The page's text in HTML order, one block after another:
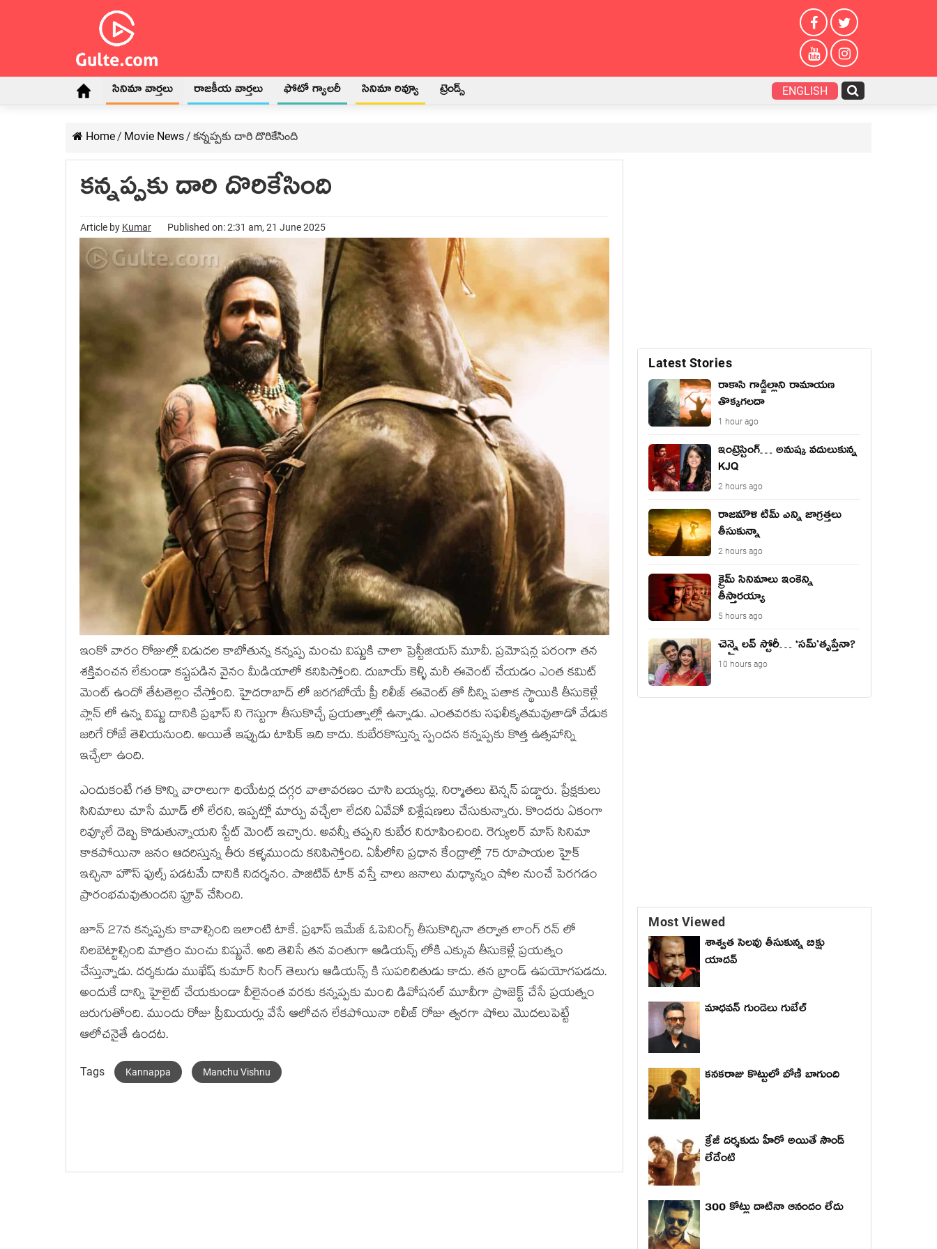
సినిమా వార్తలు రాజకీయ వార్తలు ఫోటో గ్యాలరీ సినిమా రివ్యూ ట్రెండ్స్ ENGLISH
Home/ Movie News/ కన్నప్పకు దారి దొరికేసింది
కన్నప్పకు దారి దొరికేసింది
Article by Kumar Published on: 2:31 am, 21 June 2025
ఇంకో వారం రోజుల్లో విడుదల కాబోతున్న కన్నప్ప మంచు విష్ణుకి చాలా ప్రెస్టీజియస్ మూవీ. ప్రమోషన్ల పరంగా తన
శక్తివంచన లేకుండా కష్టపడిన వైనం మీడియాలో కనిపిస్తోంది. దుబాయ్ కెళ్ళి మరీ ఈవెంట్ చేయడం ఎంత కమిట్
మెంట్ ఉందో తేటతెల్లం చేస్తోంది. హైదరాబాద్ లో జరగబోయే ప్రీ రిలీజ్ ఈవెంట్ తో దీన్ని పతాక స్థాయికి తీసుకెళ్లే
ప్లాన్ లో ఉన్న విష్ణు దానికి ప్రభాస్ ని గెస్టుగా తీసుకొచ్చే ప్రయత్నాల్లో ఉన్నాడు. ఎంతవరకు సఫలీకృతమవుతాడో వేడుక
జరిగే రోజే తెలియనుంది. అయితే ఇప్పుడు టాపిక్ ఇది కాదు. కుబేరకొస్తున్న స్పందన కన్నప్పకు కొత్త ఉత్సహాన్ని
ఇచ్చేలా ఉంది.
ఎందుకంటే గత కొన్ని వారాలుగా థియేటర్ల దగ్గర వాతావరణం చూసి బయ్యర్లు, నిర్మాతలు టెన్షన్ పడ్డారు. ప్రేక్షకులు
సినిమాలు చూసే మూడ్ లో లేరని, ఇప్పట్లో మార్పు వచ్చేలా లేదని ఏవేవో విశ్లేషణలు చేసుకున్నారు. కొందరు ఏకంగా
రివ్యూలే దెబ్బ కొడుతున్నాయని స్టేట్ మెంట్ ఇచ్చారు. అవన్నీ తప్పని కుబేర నిరూపించింది. రెగ్యులర్ మాస్ సినిమా
కాకపోయినా జనం ఆదరిస్తున్న తీరు కళ్ళముందు కనిపిస్తోంది. ఏపీలోని ప్రధాన కేంద్రాల్లో 75 రూపాయల హైక్
ఇచ్చినా హౌస్ ఫుల్స్ పడటమే దానికి నిదర్శనం. పాజిటివ్ టాక్ వస్తే చాలు జనాలు మధ్యాన్నం షోల నుంచే పెరగడం
ప్రారంభమవుతుందని ప్రూవ్ చేసింది.
జూన్ 27న కన్నప్పకు కావాల్సింది ఇలాంటి టాకే. ప్రభాస్ ఇమేజ్ ఓపెనింగ్స్ తీసుకొచ్చినా తర్వాత లాంగ్ రన్ లో
నిలబెట్టాల్సింది మాత్రం మంచు విష్ణునే. అది తెలిసే తన వంతుగా ఆడియన్స్ లోకి ఎక్కువ తీసుకెళ్లే ప్రయత్నం
చేస్తున్నాడు. దర్శకుడు ముఖేష్ కుమార్ సింగ్ తెలుగు ఆడియన్స్ కి సుపరిచితుడు కాదు. తన బ్రాండ్ ఉపయోగపడదు.
అందుకే దాన్ని హైలైట్ చేయకుండా వీలైనంత వరకు కన్నప్పకు మంచి డివోషనల్ మూవీగా ప్రొజెక్ట్ చేసే ప్రయత్నం
జరుగుతోంది. ముందు రోజు ప్రీమియర్లు వేసే ఆలోచన లేకపోయినా రిలీజ్ రోజు త్వరగా షోలు మొదలుపెట్టే
ఆలోచనైతే ఉందట.
Tags Kannappa Manchu Vishnu
Latest Stories
రాకాసి గాడ్జిల్లాని రామాయణ
తొక్కగలదా
1 hour ago
ఇంట్రెస్టింగ్… అనుష్క వదులుకున్న
KJQ
2 hours ago
రాజమౌళి టీమ్ ఎన్ని జాగ్రత్తలు
తీసుకున్నా
2 hours ago
క్రైమ్ సినిమాలు ఇంకెన్ని
తీస్తారయ్యా
5 hours ago
చెన్నై లవ్ స్టోరీ… ‘సమ్’తృప్తేనా?
10 hours ago
Most Viewed
శాశ్వత సెలవు తీసుకున్న బిక్షు
యాదవ్
మాధ‌వ‌న్ గుండెలు గుబేల్‌
కనకరాజు కొట్టులో బోణీ బాగుంది
క్రేజీ దర్శకుడు హీరో అయితే సౌండ్
లేదేంటి
300 కోట్లు దాటినా ఆనందం లేదు